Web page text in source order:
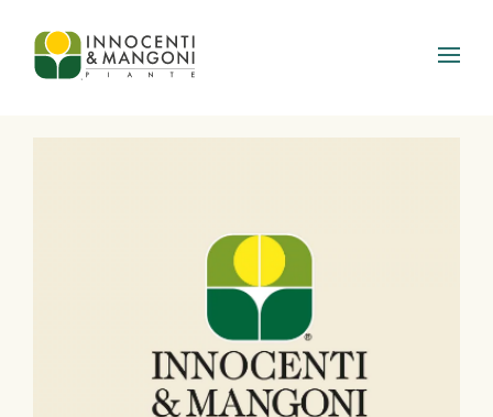
Skip to main content